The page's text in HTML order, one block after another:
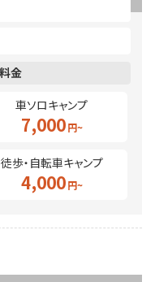
車ソロキャンプ
7,000
徒歩・自転車キャンプ
4,000